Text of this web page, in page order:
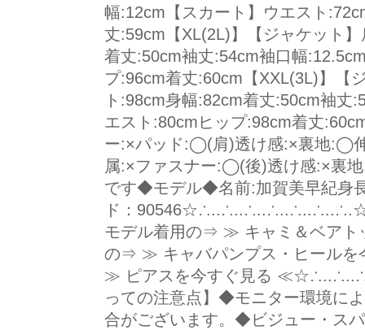
幅:12cm【スカート】ウエスト
丈:59cm【XL(2L)】【ジャケット
着丈:50cm袖丈:54cm袖口幅
プ:96cm着丈:60cm【XXL(3L)】【
ト:98cm身幅:82cm着丈:50cm袖丈
エスト:80cmヒップ:98cm着丈
ー:×パッド:◯(肩)透け感:×裏地:◯
属:×ファスナー:◯(後)透け感:×裏
です◆モデル◆名前:加賀美早紀身
ド：
モデル着用の⇒ ≫ キャミ＆ベア
の⇒ ≫ キャバパンプス・ヒール
≫ ピアスを今すぐ見る
っての注意点】◆モニター環境に
合がございます。◆ビジュー・ス